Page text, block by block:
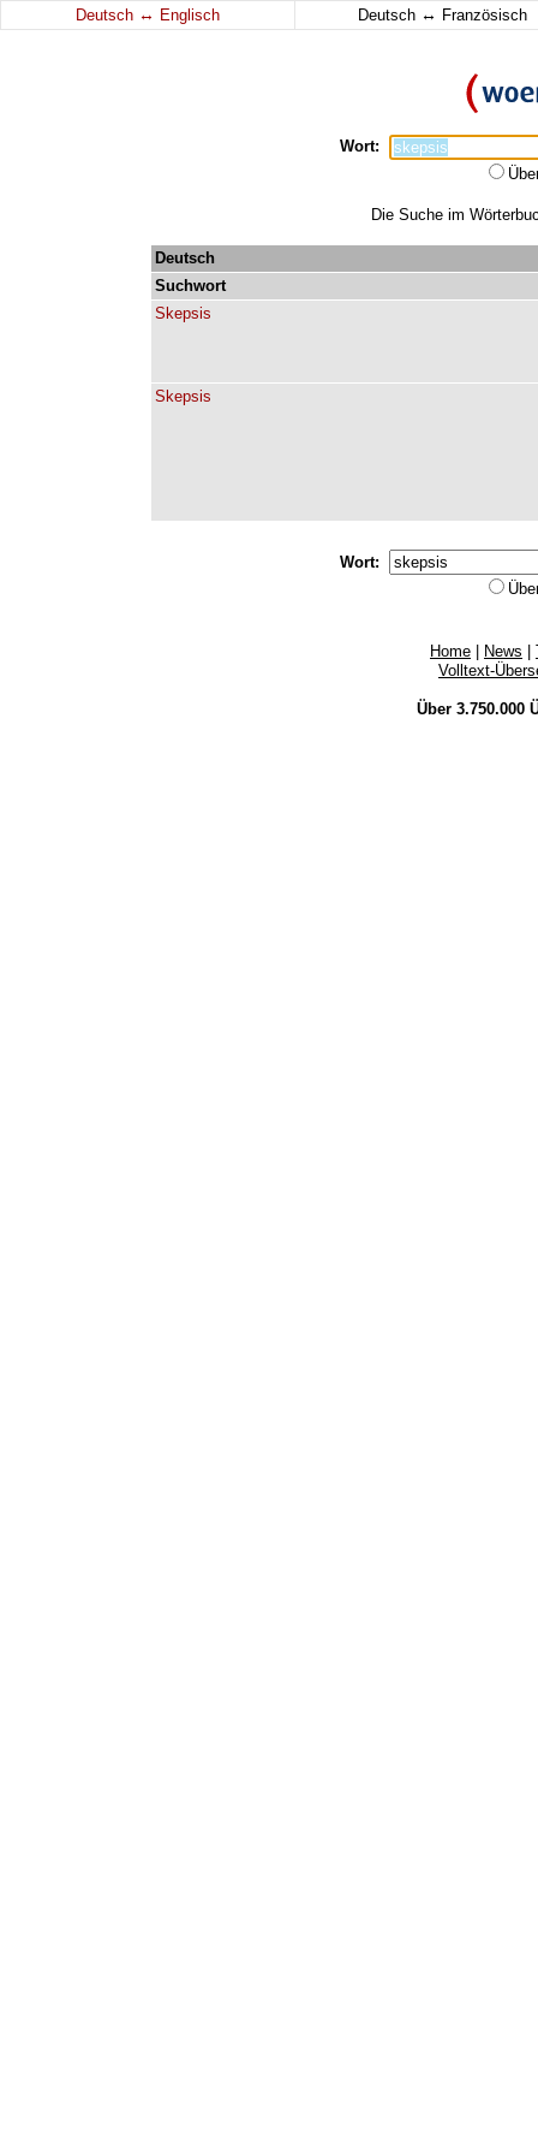
Deutsch ↔ Englisch Deutsch ↔ Französisch
Wort:
Die Suche im
Deutsch
Suchwort
Skepsis
Skepsis
Wort:
Home News
Volltext-
Über 3.750.000